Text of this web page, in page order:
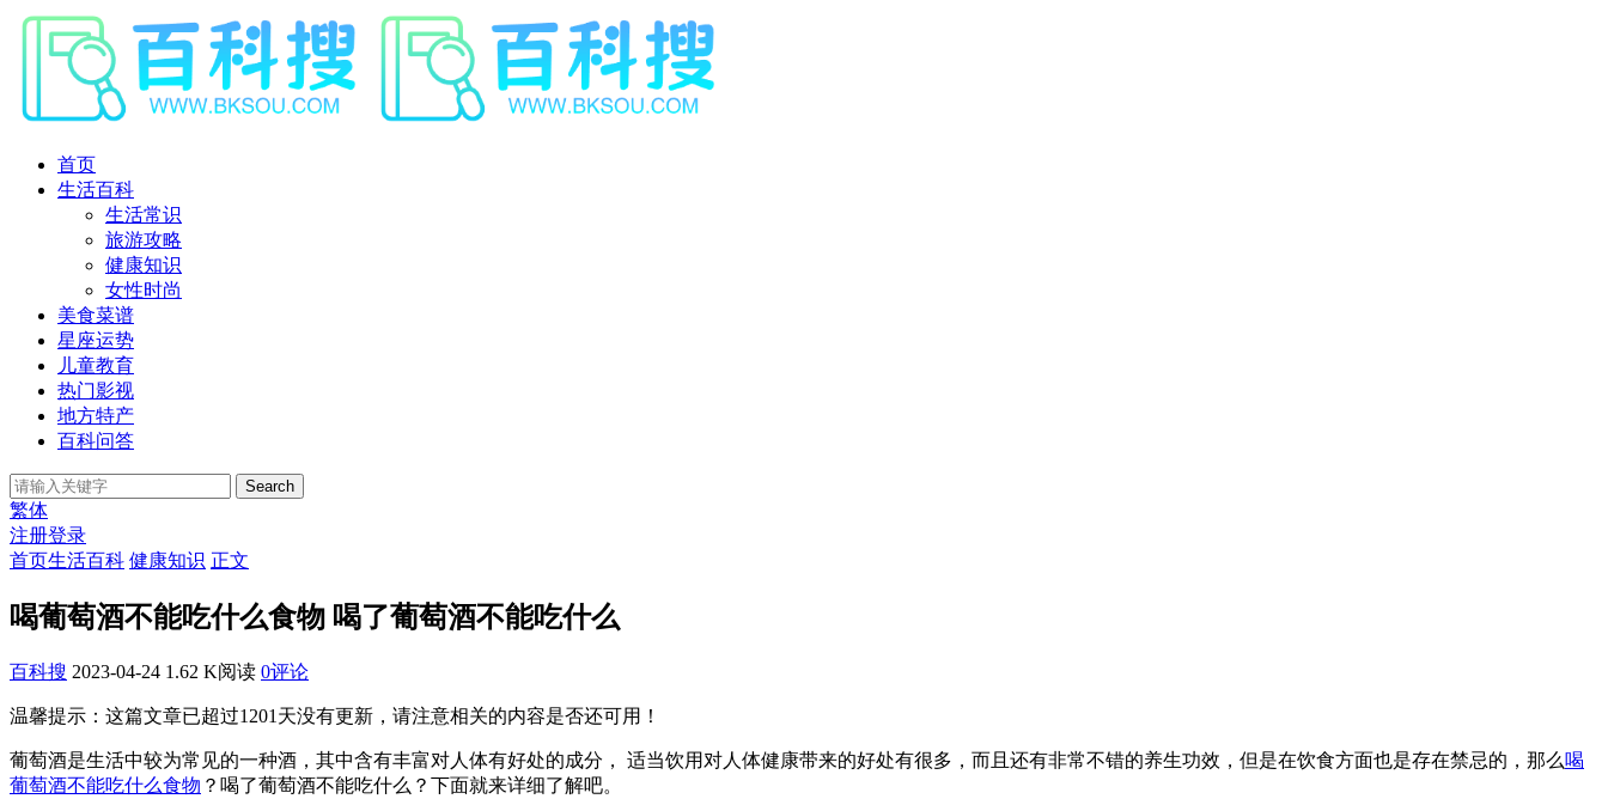
首页
生活百科
生活常识
旅游攻略
健康知识
女性时尚
美食菜谱
星座运势
儿童教育
热门影视
地方特产
百科问答
Search
繁体
注册登录
首页生活百科 健康知识 正文
喝葡萄酒不能吃什么食物 喝了葡萄酒不能吃什么
百科搜 2023-04-24 1.62 K阅读 0评论
温馨提示：这篇文章已超过1201 天没有更新，请注意相关的内容是否还可用！
葡萄酒是生活中较为常见的一种酒，其中含有丰富对人体有好处的成分， 适当饮用对人体健康带来的好处有很多，而且还有非常不错的养生功效，但是在饮食方面也是存在禁忌的，那么喝
葡萄酒不能吃什么食物 ？喝了葡萄酒不能吃什么？下面就来详细了解吧。